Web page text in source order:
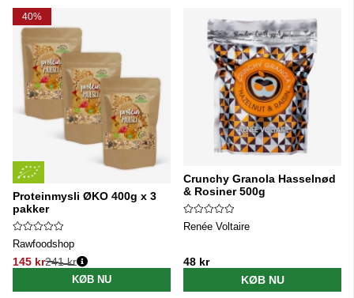
40%
Proteinmysli ØKO 400g x 3
pakker
Rawfoodshop
145 kr
Normalpris:
241 kr
KØB NU
Crunchy Granola Hasselnød
& Rosiner 500g
Renée Voltaire
48 kr
KØB NU